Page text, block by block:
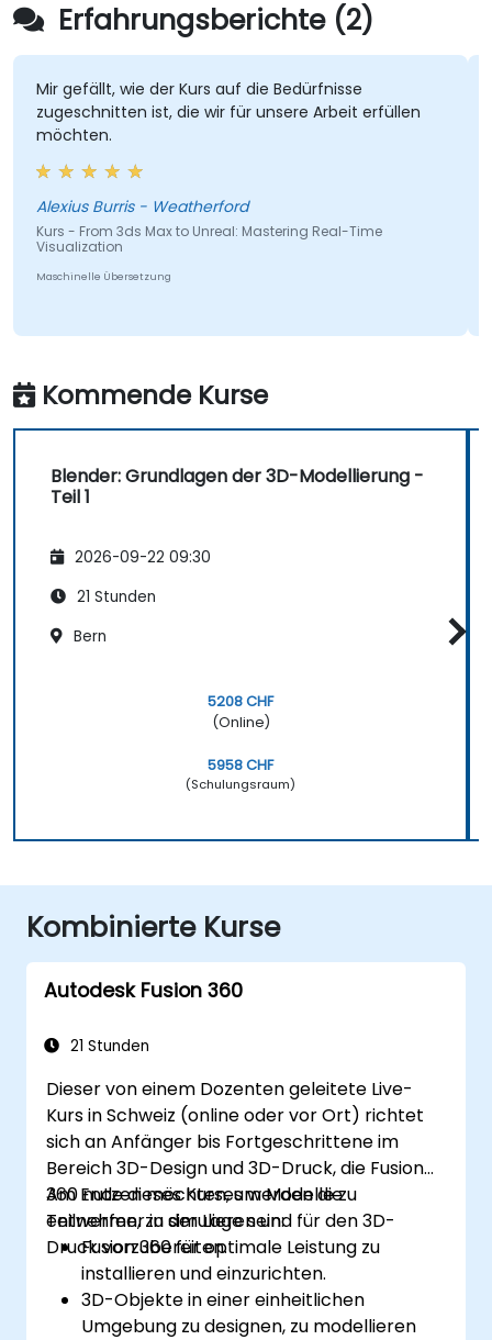
Erfahrungsberichte (2)
Mir gefällt, wie der Kurs auf die Bedürfnisse
zugeschnitten ist, die wir für unsere Arbeit erfüllen
möchten.
Alexius Burris - Weatherford
Kurs - From 3ds Max to Unreal: Mastering Real-Time
Visualization
Maschinelle Übersetzung
Kommende Kurse
Blender: Grundlagen der 3D-Modellierung -
Teil 1
2026-09-22 09:30
21 Stunden
Bern
5208 CHF
(Online)
5958 CHF
(Schulungsraum)
Kombinierte Kurse
Autodesk Fusion 360
21 Stunden
Dieser von einem Dozenten geleitete Live-
Kurs in Schweiz (online oder vor Ort) richtet
sich an Anfänger bis Fortgeschrittene im
Bereich 3D-Design und 3D-Druck, die Fusion
360 nutzen möchten, um Modelle zu
entwerfen, zu simulieren und für den 3D-
Druck vorzubereiten.
Am Ende dieses Kurses werden die
Teilnehmer in der Lage sein:
Fusion 360 für optimale Leistung zu
installieren und einzurichten.
3D-Objekte in einer einheitlichen
Umgebung zu designen, zu modellieren